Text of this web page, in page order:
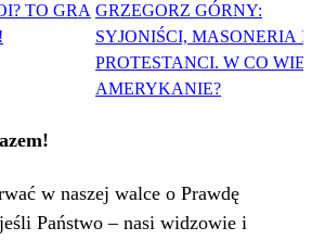
TO GRA GRZEGORZ GÓRNY:
SYJONIŚCI, MASONERIA I
PROTESTANCI. W CO
AMERYKANIE?
w naszej walce o Prawdę
Państwo – nasi widzowie i